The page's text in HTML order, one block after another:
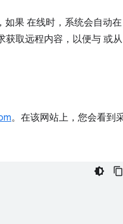
如果 在线时，系统会自动在
获取远程内容，以便与 或从
。在该网站上，您会看到